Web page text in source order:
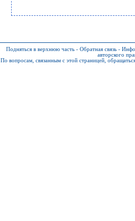
Подняться в верхнюю часть - Обратная связь -
авторского
По вопросам, связанным с этой страницей,